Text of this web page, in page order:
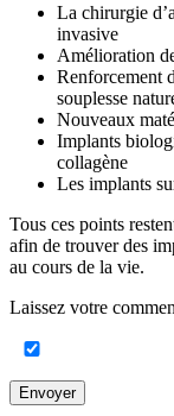
La chirurgie
invasive
Amélioration
Renforcement
souplesse
Nouveaux
Implants
collagène
Les implants
Tous ces points
afin de trouver des
au cours de la vie.
Laissez votre
Envoyer